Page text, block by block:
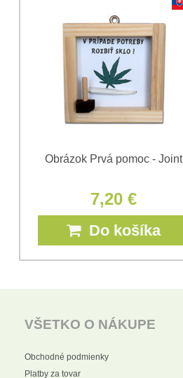
(Povinné)
Obrázok Prvá pomoc - Joint
7,20 €
Do košíka
VŠETKO O NÁKUPE
Obchodné podmienky
Platby za tovar